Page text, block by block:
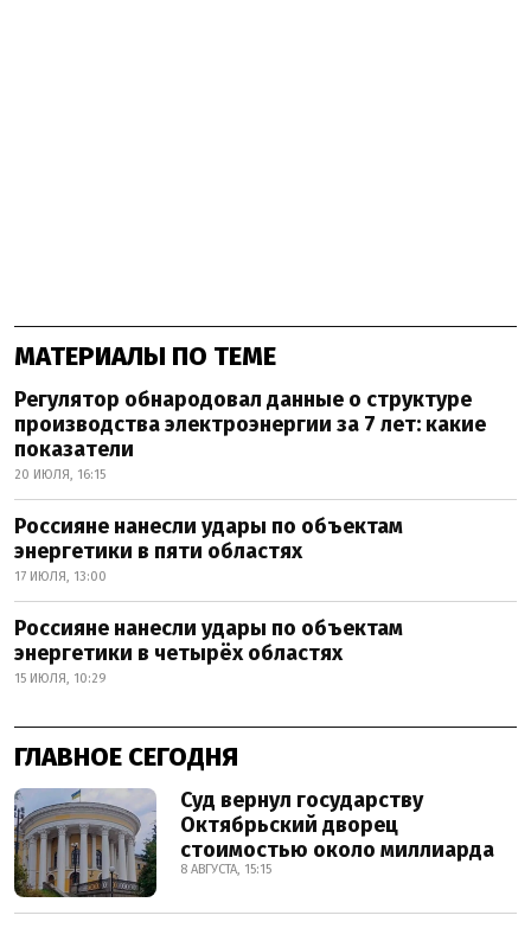
МАТЕРИАЛЫ ПО ТЕМЕ
Регулятор обнародовал данные о структуре
производства электроэнергии за 7 лет: какие
показатели
20 ИЮЛЯ, 16:15
Россияне нанесли удары по объектам
энергетики в пяти областях
17 ИЮЛЯ, 13:00
Россияне нанесли удары по объектам
энергетики в четырёх областях
15 ИЮЛЯ, 10:29
ГЛАВНОЕ СЕГОДНЯ
Суд вернул государству
Октябрьский дворец
стоимостью около миллиарда
8 АВГУСТА, 15:15